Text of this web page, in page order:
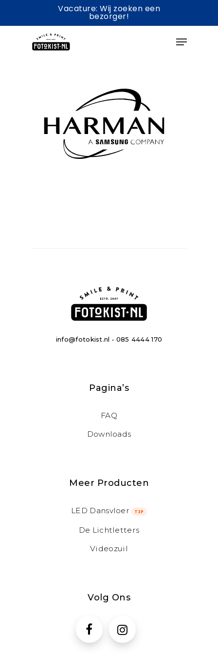
Vacature: Wij zoeken een
bezorger!
Menu
info@fotokist.nl • 085 4444 170
Pagina’s
FAQ
Downloads
Meer Producten
LED Dansvloer TIP
De Lichtletters
Videozuil
Volg Ons